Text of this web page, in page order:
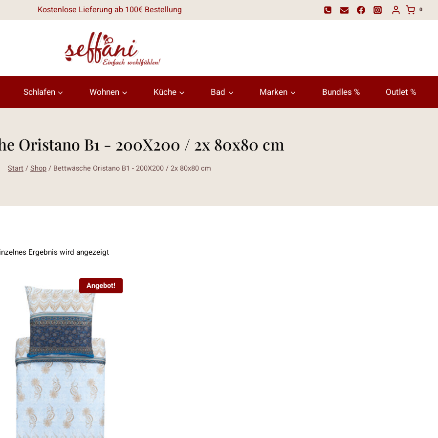
Kostenlose Lieferung ab 100€ Bestellung 0
Schlafen Wohnen Küche Bad Marken Bundles % Outlet %
Oristano B1 - 200X200 / 2x 80x80 cm
Start/Shop/ Bettwäsche Oristano B1 - 200X200 / 2x 80x80 cm
Ergebnis wird angezeigt
Angebot!